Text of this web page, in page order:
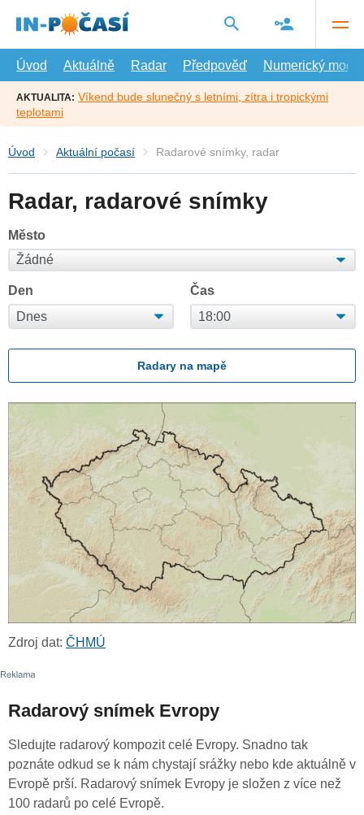
hlavní
Úvod
Aktuálně Radar Předpověď Numerický model
AKTUALITA: Víkend bude slunečný s letními, zítra i tropickými
teplotami
Úvod Aktuální počasí Radarové snímky, radar
Radar, radarové snímky
Město
Den Čas
Radary na mapě
Zdroj dat: ČHMÚ
Radarový snímek Evropy
Sledujte radarový kompozit celé Evropy. Snadno tak
poznáte odkud se k nám chystají srážky nebo kde aktuálně v
Evropě prší. Radarový snímek Evropy je složen z více než
100 radarů po celé Evropě.